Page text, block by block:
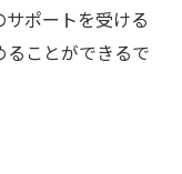
ポートを受ける
ることができるで